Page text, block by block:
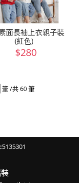
面長袖上衣親子裝
(紅色)
$280
筆 /共 60 筆
5135301